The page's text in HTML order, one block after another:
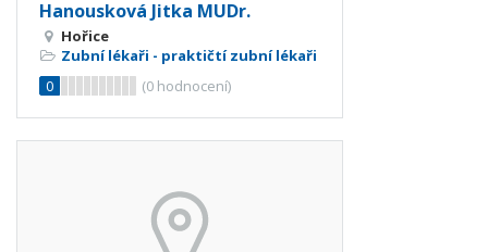
Hanousková Jitka MUDr.
Hořice
Zubní lékaři - praktičtí zubní lékaři
0
(0 hodnocení)